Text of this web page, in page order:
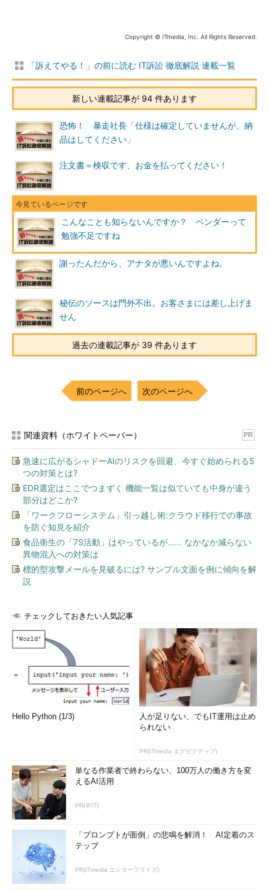
Copyright © ITmedia, Inc. All Rights Reserved.
「訴えてやる！」の前に読む IT訴訟 徹底解説 連載一覧
新しい連載記事が 94 件あります
恐怖！ 暴走社長「仕様は確定していませんが、納
品はしてください」
注文書＝検収です、お金を払ってください！
こんなことも知らないんですか？ ベンダーって
勉強不足ですね
謝ったんだから、アナタが悪いんですよね。
秘伝のソースは門外不出。お客さまには差し上げま
せん
過去の連載記事が 39 件あります
前のページへ 次のページへ
関連資料（ホワイトペーパー） PR
急速に広がるシャドーAIのリスクを回避、今すぐ始められる5
つの対策とは?
EDR選定はここでつまずく 機能一覧は似ていても中身が違う
部分はどこか?
「ワークフローシステム」引っ越し術:クラウド移行での事故
を防ぐ知見を紹介
食品衛生の「7S活動」はやっているが...... なかなか減らない
異物混入への対策は
標的型攻撃メールを見破るには? サンプル文面を例に傾向を解
説
チェックしておきたい人気記事
Hello Python (1/3)
人が足りない、でもIT運用は止め
られない
PR(ITmedia エグゼクティブ)
単なる作業者で終わらない、100万人の働き方を変
えるAI活用
PR(＠IT)
「プロンプトが面倒」の悲鳴を解消！ AI定着のス
テップ
PR(ITmedia エンタープライズ)